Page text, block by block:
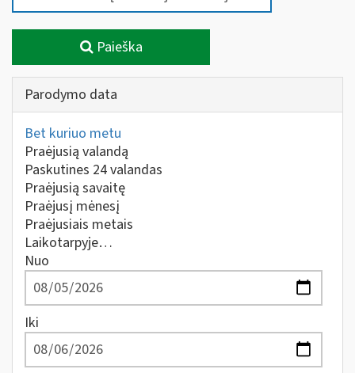
Paieška
Parodymo data
Bet kuriuo metu
Praėjusią valandą
Paskutines 24 valandas
Praėjusią savaitę
Praėjusį mėnesį
Praėjusiais metais
Laikotarpyje…
Nuo
Iki